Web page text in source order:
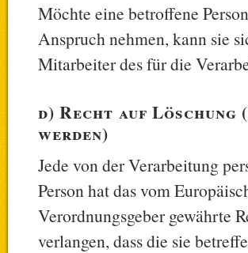
Möchte eine betroffene
Anspruch nehmen, kann sie
Mitarbeiter des für die
d) Recht auf Löschung
werden)
Jede von der Verarbeitung
Person hat das vom
Verordnungsgeber gewährte
verlangen, dass die sie